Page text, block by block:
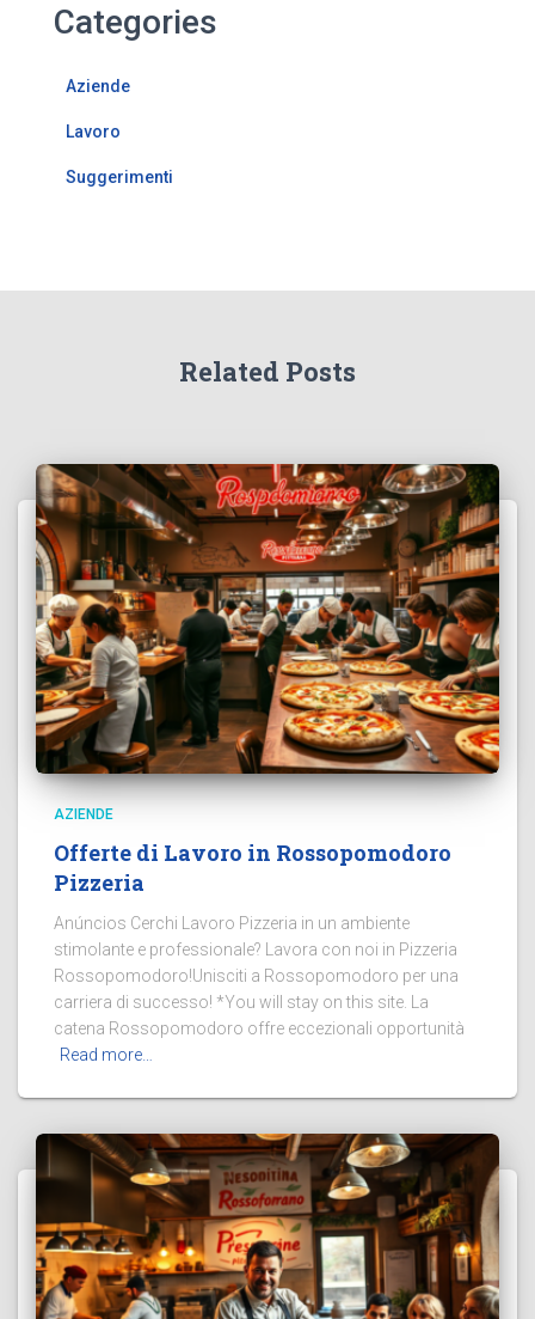
Categories
Aziende
Lavoro
Suggerimenti
Related Posts
AZIENDE
Offerte di Lavoro in Rossopomodoro
Pizzeria
Anúncios Cerchi Lavoro Pizzeria in un ambiente
stimolante e professionale? Lavora con noi in Pizzeria
Rossopomodoro!Unisciti a Rossopomodoro per una
carriera di successo! *You will stay on this site. La
catena Rossopomodoro offre eccezionali opportunità
Read more…